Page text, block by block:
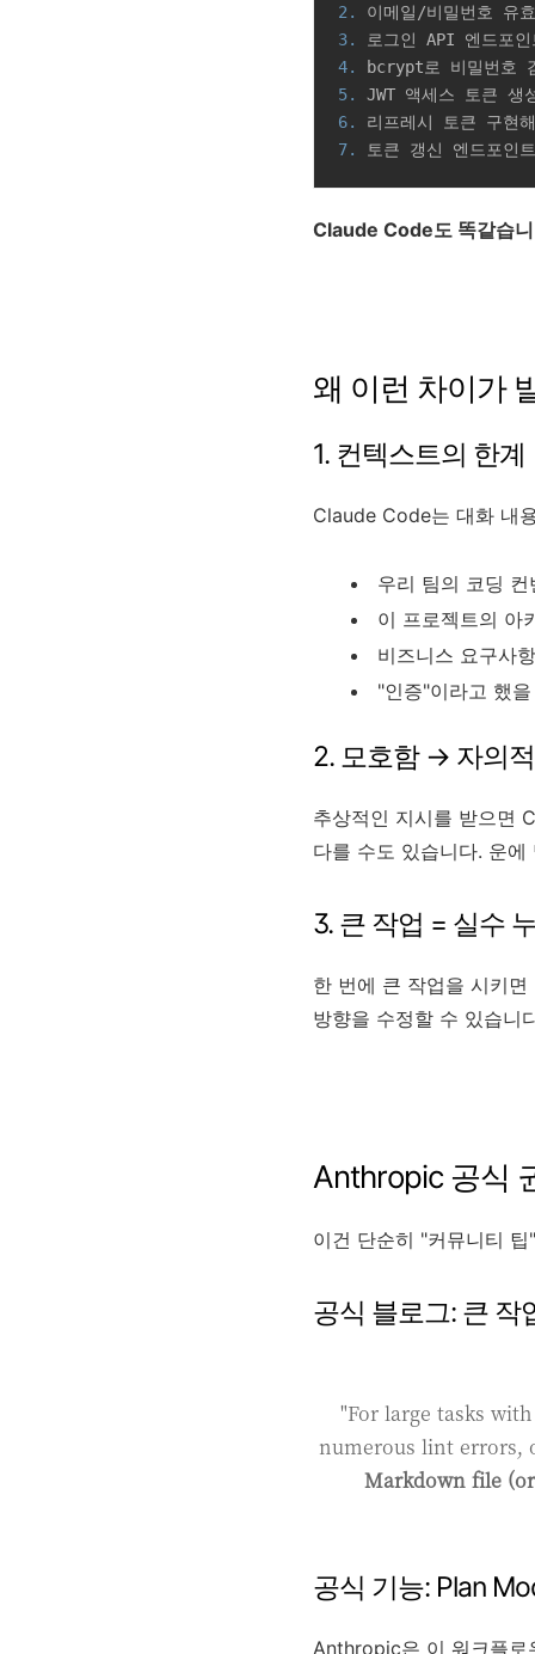
2.
3.
4.
5.
6.
7.
Claude Code도 똑같습
왜 이런 차이가
1. 컨텍스트의 한계
Claude Code는 대화 내
우리 팀의 코딩 컨
이 프로젝트의 아
비즈니스 요구사
"인증"이라고 했
2. 모호함 → 자의
추상적인 지시를 받으면
다를 수도 있습니다. 운에
3. 큰 작업 = 실수
한 번에 큰 작업을 시키
방향을 수정할 수 있습니
Anthropic 공식
이건 단순히 "커뮤니티
공식 블로그: 큰 작
"For large tasks
numerous lint errors,
Markdown file
공식 기능: Plan
Anthropic은 이 워크플